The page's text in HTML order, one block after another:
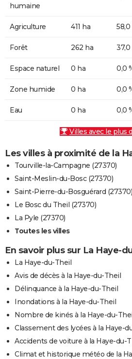
humaine
Agriculture 411 ha 58,0
Forêt 262 ha 37,0
Espace naturel 0 ha 0,0
Zone humide 0 ha 0,0
Eau 0 ha 0,0
Villes avec le plus
Les villes à proximité de la
Tourville-la-Campagne (27370)
Saint-Meslin-du-Bosc (27370)
Saint-Pierre-du-Bosguérard (27370)
Le Bosc du Theil (27370)
La Pyle (27370)
Toutes les villes
En savoir plus sur La Haye-
La Haye-du-Theil
Avis de décès à la Haye-du-Theil
Délinquance à la Haye-du-Theil
Inondations à la Haye-du-Theil
Nombre de kinés à la Haye-du-
Classement des lycées à la Haye-
Accidents de voiture à la Haye-du-
Climat et historique météo de la